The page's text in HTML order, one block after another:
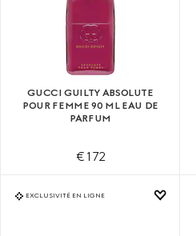
GUCCI GUILTY ABSOLUTE
POUR FEMME 90 ML EAU DE
PARFUM
€ 172
EXCLUSIVITÉ EN LIGNE